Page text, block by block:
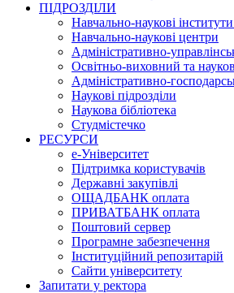
ПІДРОЗДІЛИ
Навчально-наукові
Навчально-наукові центри
Адміністративно-
Освітньо-виховний та
Адміністративно-
Наукові підрозділи
Наукова бібліотека
Студмістечко
РЕСУРСИ
е-Університет
Підтримка користувачів
Державні закупівлі
ОЩАДБАНК оплата
ПРИВАТБАНК оплата
Поштовий сервер
Програмне забезпечення
Інституційний репозитарій
Сайти університету
Запитати у ректора